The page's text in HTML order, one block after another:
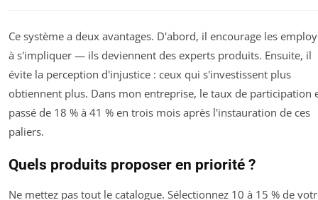
Ce système a deux avantages. D'abord, il encourage les
à s'impliquer — ils deviennent des experts produits. Ensuite, il
évite la perception d'injustice : ceux qui s'investissent plus
obtiennent plus. Dans mon entreprise, le taux de participation
passé de 18 % à 41 % en trois mois après l'instauration de ces
paliers.
Quels produits proposer en priorité ?
Ne mettez pas tout le catalogue. Sélectionnez 10 à 15 % de